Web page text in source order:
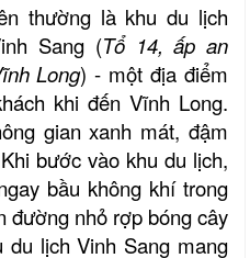
thường là khu du lịch
Sang (Tổ 14, ấp an
Long)- một địa điểm
khi đến Vĩnh Long.
gian xanh mát, đậm
bước vào khu du lịch,
bầu không khí trong
đường nhỏ rợp bóng cây
du lịch Vinh Sang mang